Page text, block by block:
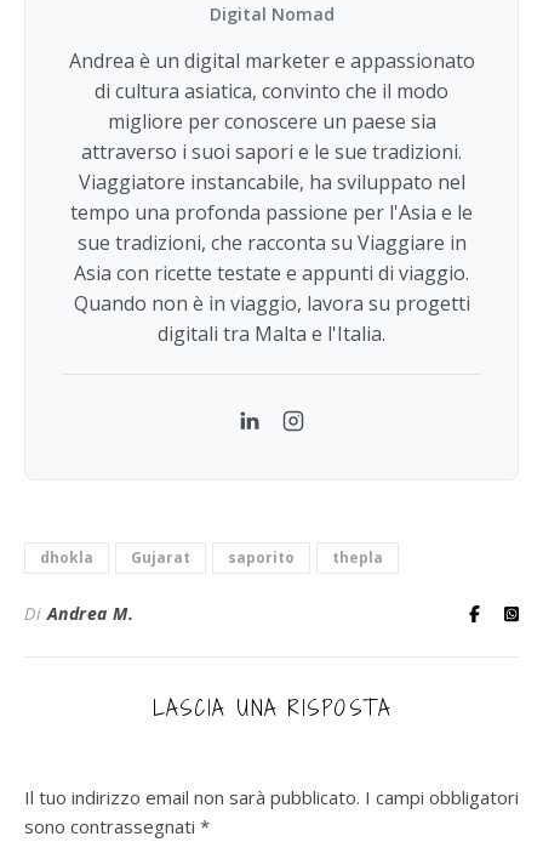
Digital Nomad
Andrea è un digital marketer e appassionato
di cultura asiatica, convinto che il modo
migliore per conoscere un paese sia
attraverso i suoi sapori e le sue tradizioni.
Viaggiatore instancabile, ha sviluppato nel
tempo una profonda passione per l'Asia e le
sue tradizioni, che racconta su Viaggiare in
Asia con ricette testate e appunti di viaggio.
Quando non è in viaggio, lavora su progetti
digitali tra Malta e l'Italia.
LinkedInInstagram
dhokla Gujarat saporito thepla
DiAndrea M.
LASCIA UNA RISPOSTA
Il tuo indirizzo email non sarà pubblicato. I campi obbligatori
sono contrassegnati *